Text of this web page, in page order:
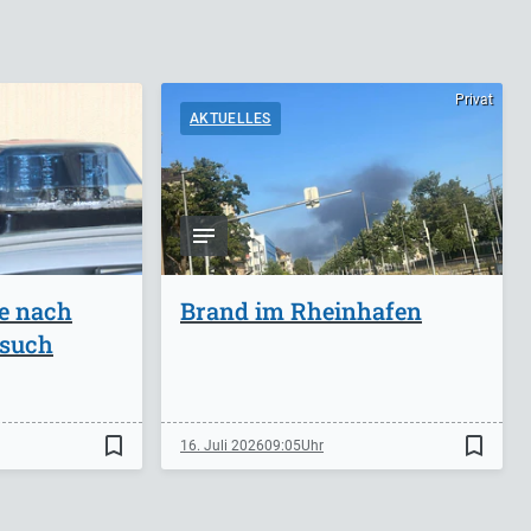
nach
bookmark_border
Privat
AKTUELLES
Brand im Rheinhafen
16. Juli 202609:05 bookmark_border